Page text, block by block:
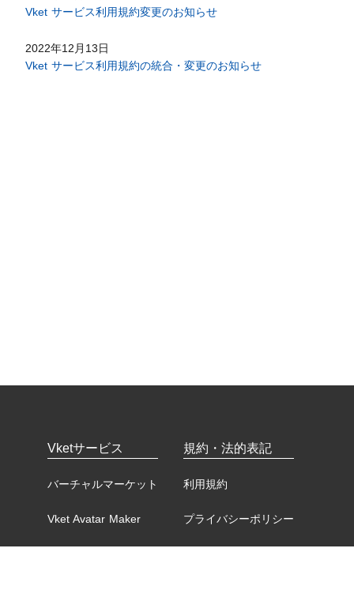
Vket サービス利用規約変更のお知らせ
2022年12月13日
Vket サービス利用規約の統合・変更のお知らせ
Vketサービス
バーチャルマーケット
Vket Avatar Maker
規約・法的表記
利用規約
プライバシーポリシー